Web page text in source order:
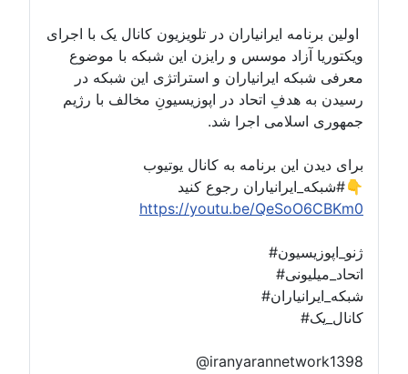
ایرانیاران در تلویزیون کانال یک با اجرای
موسس و رایزن این شبکه با موضوع
و استراتژی این شبکه در
اتحاد در اپوزیسیونِ مخالف با رژیم
اجرا شد.
برنامه به کانال یوتیوب
https://youtu.be/